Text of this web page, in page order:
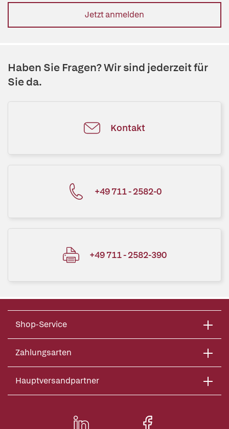
Jetzt anmelden
Haben Sie Fragen? Wir sind jederzeit für
Sie da.
Kontakt
+49 711 - 2582-0
+49 711 - 2582-390
Shop-Service
Zahlungsarten
Hauptversandpartner